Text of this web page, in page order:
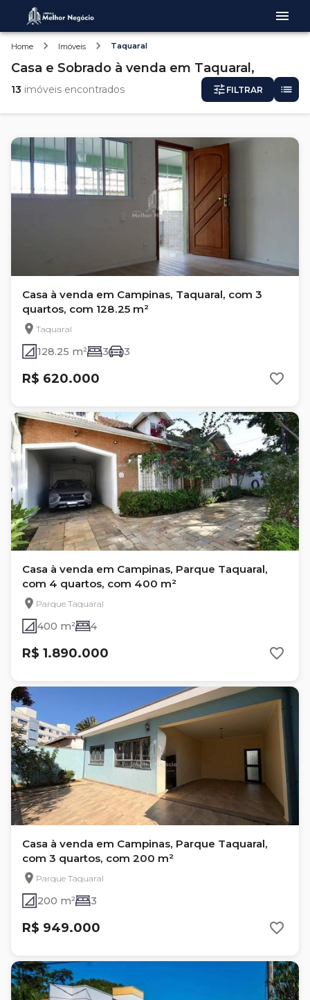
Home Imóveis Taquaral
Casa e Sobrado à venda em Taquaral,
13 imóveis encontrados FILTRAR
Casa à venda em Campinas, Taquaral, com 3
quartos, com 128.25 m²
Taquaral
128.25 m² 3 3
R$ 620.000
Casa à venda em Campinas, Parque Taquaral,
com 4 quartos, com 400 m²
Parque Taquaral
400 m² 4
R$ 1.890.000
Casa à venda em Campinas, Parque Taquaral,
com 3 quartos, com 200 m²
Parque Taquaral
200 m² 3
R$ 949.000